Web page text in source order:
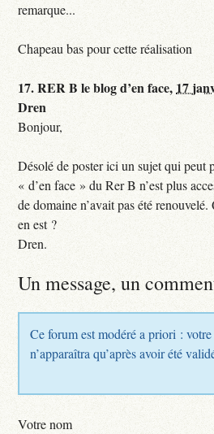
remarque...
Chapeau bas pour cette réalisation
17.RER B le blog d’en face, 17
Dren
Bonjour,
Désolé de poster ici un sujet qui peut
« d’en face » du Rer B n’est plus
de domaine n’avait pas été
en est ?
Dren.
Un message, un
Ce forum est modéré a priori :
n’apparaîtra qu’après avoir été
Votre nom